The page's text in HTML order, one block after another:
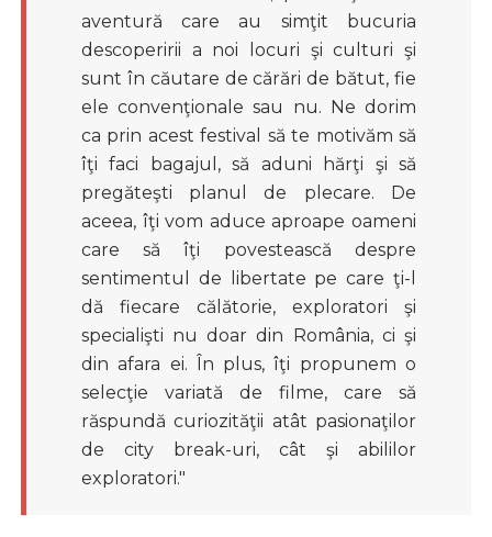
aventură care au simţit bucuria
descoperirii a noi locuri şi culturi şi
sunt în căutare de cărări de bătut, fie
ele convenţionale sau nu. Ne dorim
ca prin acest festival să te motivăm să
îţi faci bagajul, să aduni hărţi şi să
pregăteşti planul de plecare. De
aceea, îţi vom aduce aproape oameni
care să îţi povestească despre
sentimentul de libertate pe care ţi-l
dă fiecare călătorie, exploratori şi
specialişti nu doar din România, ci şi
din afara ei. În plus, îţi propunem o
selecţie variată de filme, care să
răspundă curiozităţii atât pasionaţilor
de city break-uri, cât şi abililor
exploratori."